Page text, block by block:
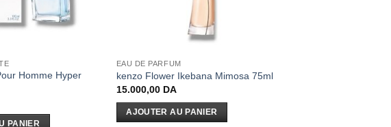
Homme Hyper
PANIER
EAU DE PARFUM
kenzo Flower Ikebana Mimosa 75ml
15.000,00 DA
AJOUTER AU PANIER